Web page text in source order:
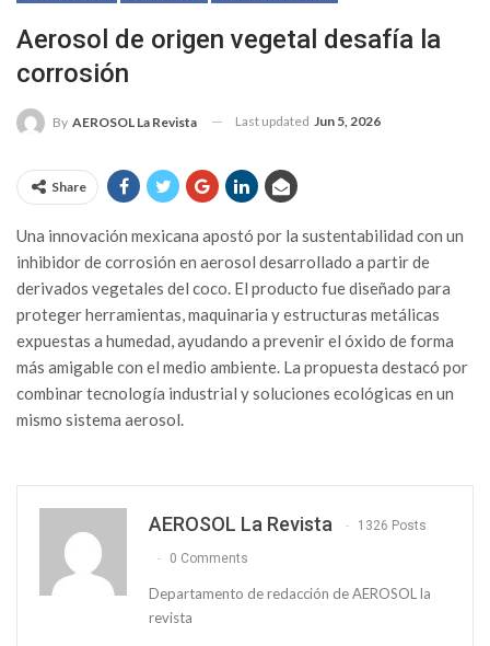
Aerosol de origen vegetal desafía la
corrosión
By AEROSOL La Revista Last updated Jun 5, 2026
Share
Una innovación mexicana apostó por la sustentabilidad con un
inhibidor de corrosión en aerosol desarrollado a partir de
derivados vegetales del coco. El producto fue diseñado para
proteger herramientas, maquinaria y estructuras metálicas
expuestas a humedad, ayudando a prevenir el óxido de forma
más amigable con el medio ambiente. La propuesta destacó por
combinar tecnología industrial y soluciones ecológicas en un
mismo sistema aerosol.
AEROSOL La Revista 1326 Posts
0 Comments
Departamento de redacción de AEROSOL la
revista